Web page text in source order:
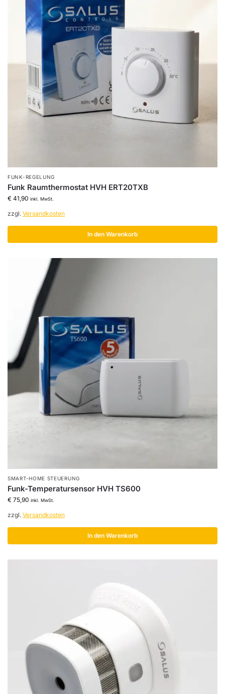
FUNK-REGELUNG
Funk Raumthermostat HVH ERT20TXB
€ 41,90 inkl. MwSt.
zzgl. Versandkosten
In den Warenkorb
SMART-HOME STEUERUNG
Funk-Temperatursensor HVH TS600
€ 75,90 inkl. MwSt.
zzgl. Versandkosten
In den Warenkorb